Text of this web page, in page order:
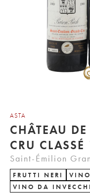
ASTA
CHÂTEAU
CRU
Saint-Émilion
FRUTTI NERI
VINO DA